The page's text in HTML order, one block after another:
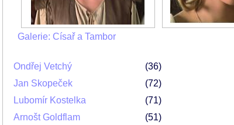
Galerie: Císař a Tambor
Ondřej Vetchý 36
Jan Skopeček
72
Lubomír Kostelka
71
Arnošt Goldflam
51